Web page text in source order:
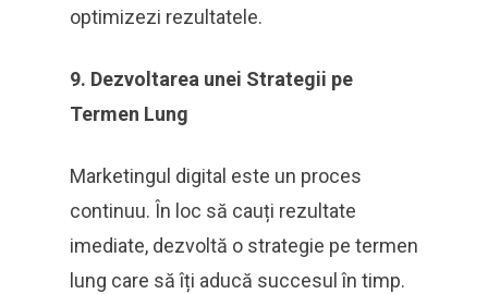
optimizezi rezultatele.
9. Dezvoltarea unei Strategii pe
Termen Lung
Marketingul digital este un proces
continuu. În loc să cauți rezultate
imediate, dezvoltă o strategie pe termen
lung care să îți aducă succesul în timp.